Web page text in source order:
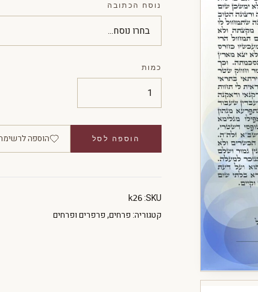
נוסח הכתובה
כמות
הוספה לסל הוספה
SKU:
k26
קטגוריה:פרחים,פרפרים ופרחים